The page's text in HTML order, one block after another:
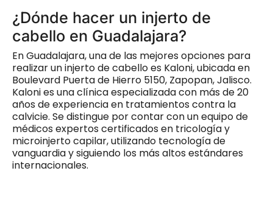
¿Dónde hacer un injerto de
cabello en Guadalajara?
En Guadalajara, una de las mejores opciones para
realizar un injerto de cabello es Kaloni, ubicada en
Boulevard Puerta de Hierro 5150, Zapopan, Jalisco.
Kaloni es una clínica especializada con más de 20
años de experiencia en tratamientos contra la
calvicie. Se distingue por contar con un equipo de
médicos expertos certificados en tricología y
microinjerto capilar, utilizando tecnología de
vanguardia y siguiendo los más altos estándares
internacionales.